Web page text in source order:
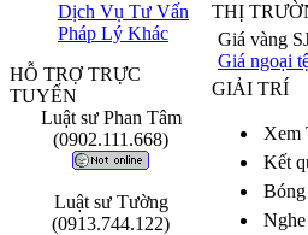
Dịch Vụ Tư Vấn
Pháp Lý Khác
HỖ TRỢ TRỰC
TUYẾN
Luật sư Phan Tâm
(0902.111.668)
Luật sư Tường
(0913.744.122)
THỊ
Giá vàng
Giá ngoại
GIẢI TRÍ
Xem
Kết
Bóng